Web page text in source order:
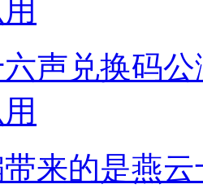
六声兑换码
来的是燕